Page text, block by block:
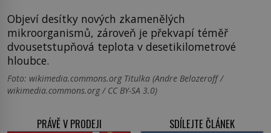
Objeví desítky nových zkamenělých
mikroorganismů, zároveň je překvapí téměř
dvousetstupňová teplota v desetikilometrové
hloubce.
Foto: wikimedia.commons.org Titulka (Andre Belozeroff /
wikimedia.commons.org / CC BY-SA 3.0)
PRÁVĚ V PRODEJI SDÍLEJTE ČLÁNEK